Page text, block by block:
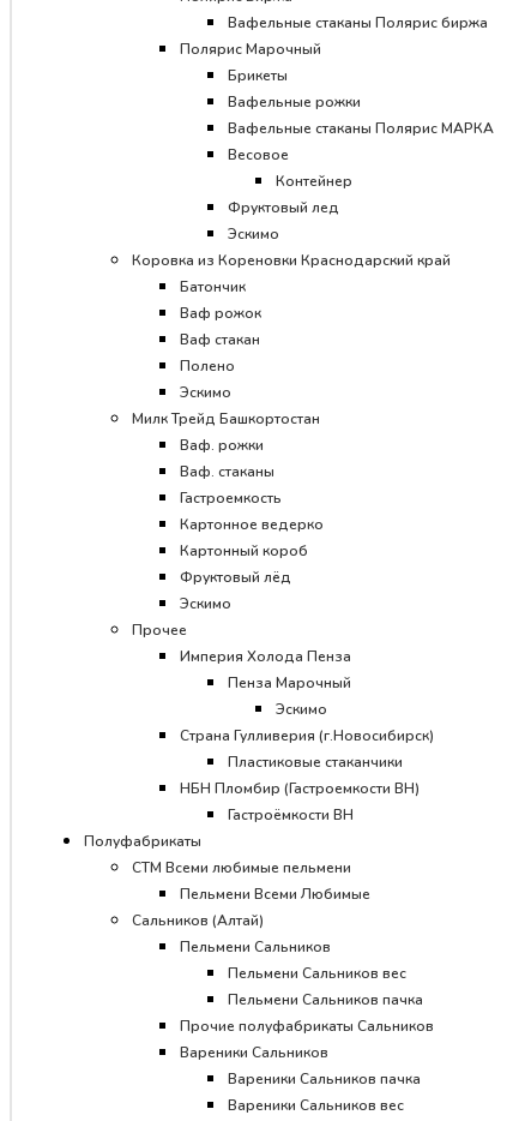
Вафельные стаканы Полярис биржа
Полярис Марочный
Брикеты
Вафельные рожки
Вафельные стаканы Полярис МАРКА
Весовое
Контейнер
Фруктовый лед
Эскимо
Коровка из Кореновки Краснодарский край
Батончик
Ваф рожок
Ваф стакан
Полено
Эскимо
Милк Трейд Башкортостан
Ваф. рожки
Ваф. стаканы
Гастроемкость
Картонное ведерко
Картонный короб
Фруктовый лёд
Эскимо
Прочее
Империя Холода Пенза
Пенза Марочный
Эскимо
Страна Гулливерия (г.Новосибирск)
Пластиковые стаканчики
НБН Пломбир (Гастроемкости ВН)
Гастроёмкости ВН
Полуфабрикаты
СТМ Всеми любимые пельмени
Пельмени Всеми Любимые
Сальников (Алтай)
Пельмени Сальников
Пельмени Сальников вес
Пельмени Сальников пачка
Прочие полуфабрикаты Сальников
Вареники Сальников
Вареники Сальников пачка
Вареники Сальников вес